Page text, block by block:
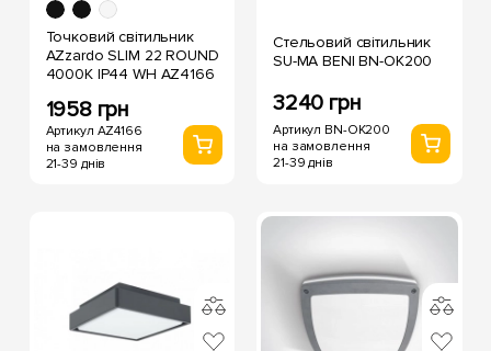
Точковий світильник
AZzardo SLIM 22 ROUND
4000K IP44 WH AZ4166
1958 грн
Артикул AZ4166
на замовлення
21-39 днів
Стельовий світильник
SU-MA BENI BN-OK200
3240 грн
Артикул BN-OK200
на замовлення
21-39 днів